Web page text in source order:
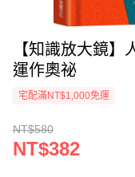
【知識放大鏡
運作奧祕
宅配滿NT$1,000免運
NT$580
NT$382